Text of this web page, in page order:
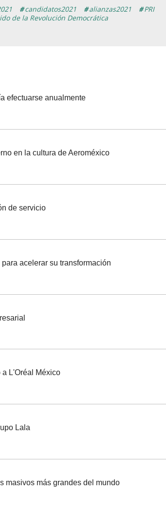
candidatos2021 alianzas2021
PRI
de la Revolución Democrática
efectuarse anualmente
en la cultura de Aeroméxico
de servicio
acelerar su transformación
a L'Oréal México
Lala
masivos más grandes del mundo